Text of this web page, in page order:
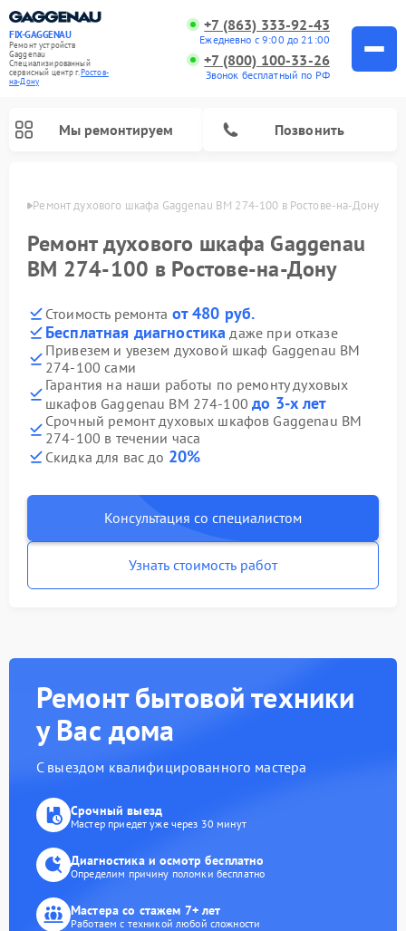
FIX-GAGGENAU
Ремонт устройств
Gaggenau
Специализированный
cервисный центр г.Ростов-
на-Дону
+7 (863) 333-92-43
Ежедневно с 9:00 до 21:00
+7 (800) 100-33-26
Звонок бесплатный по РФ
Мы ремонтируем Позвонить
Ремонт духового шкафа Gaggenau BM 274-100 в Ростове-на-Дону
Ремонт духового шкафа Gaggenau
BM 274-100 в Ростове-на-Дону
Стоимость ремонта от 480 руб.
Бесплатная диагностика даже при отказе
Привезем и увезем духовой шкаф Gaggenau BM
274-100 сами
Гарантия на наши работы по ремонту духовых
шкафов Gaggenau BM 274-100до 3-х лет
Срочный ремонт духовых шкафов Gaggenau BM
274-100 в течении часа
Скидка для вас до 20%
Консультация со специалистом
Узнать стоимость работ
Ремонт бытовой техники
у Вас дома
С выездом квалифицированного мастера
Срочный выезд
Мастер приедет уже через 30 минут
Диагностика и осмотр бесплатно
Определим причину поломки бесплатно
Мастера со стажем 7+ лет
Работаем с техникой любой сложности